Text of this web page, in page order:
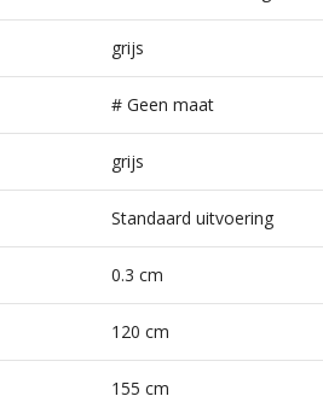
grijs
# Geen maat
grijs
Standaard uitvoering
0.3 cm
120 cm
155 cm